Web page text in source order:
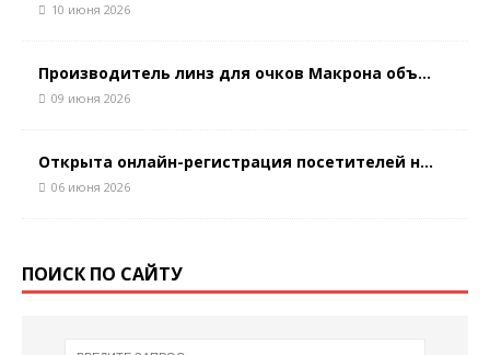
10 июня 2026
Производитель линз для очков Макрона объ...
09 июня 2026
Открыта онлайн-регистрация посетителей н...
06 июня 2026
ПОИСК ПО САЙТУ